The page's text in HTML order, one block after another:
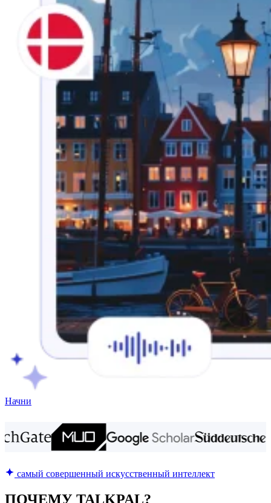
Начни
самый совершенный искусственный интеллект
ПОЧЕМУ TALKPAL?